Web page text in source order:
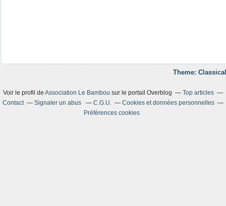
Theme:
Voir le profil de Association Le Bambou sur le portail Overblog
Top articles
Contact
Signaler un abus C.G.U.
Cookies et données personnelles
Préférences cookies